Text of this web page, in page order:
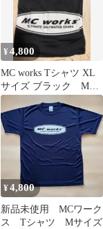
¥4,800
MC works Tシャツ XL
サイズ ブラック MC
ワークス エムシーワ
ークス
¥4,800
新品未使用 MCワーク
ス Tシャツ Mサイズ